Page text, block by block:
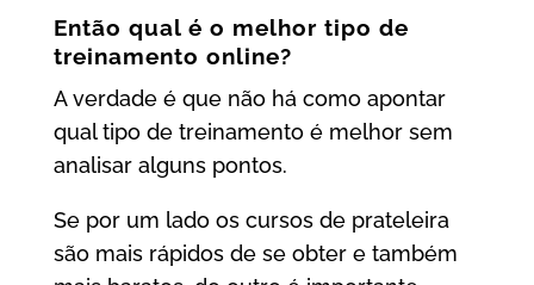
Então qual é o melhor tipo de
treinamento online?
A verdade é que não há como apontar
qual tipo de treinamento é melhor sem
analisar alguns pontos.
Se por um lado os cursos de prateleira
são mais rápidos de se obter e também